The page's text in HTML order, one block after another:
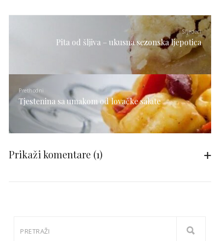
Sljedeći
Pita od šljiva – ukusna sezonska ljepotica
Prethodni
Tjestenina sa umakom od lovačke salate
Prikaži komentare (1)